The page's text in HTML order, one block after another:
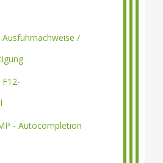
Ausfuhrnachweise /
F12-
- Autocompletion